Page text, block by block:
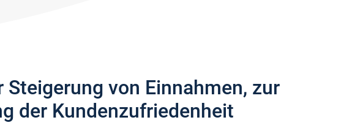
von Einnahmen, zur
der Kundenzufriedenheit